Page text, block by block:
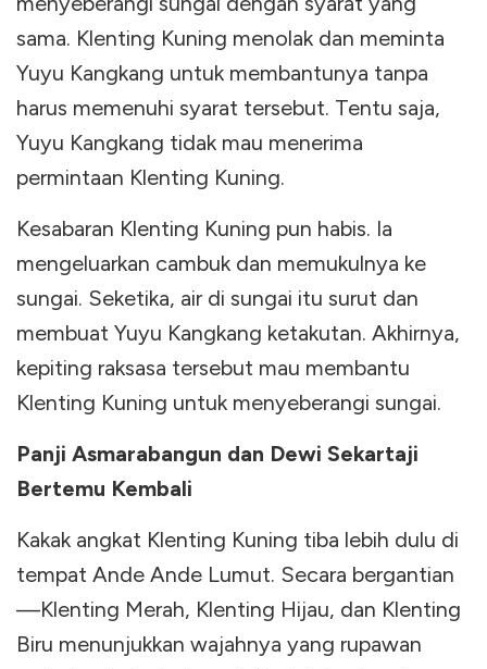
sama. Klenting Kuning menolak dan meminta
Yuyu Kangkang untuk membantunya tanpa
harus memenuhi syarat tersebut. Tentu saja,
Yuyu Kangkang tidak mau menerima
permintaan Klenting Kuning.
Kesabaran Klenting Kuning pun habis. Ia
mengeluarkan cambuk dan memukulnya ke
sungai. Seketika, air di sungai itu surut dan
membuat Yuyu Kangkang ketakutan. Akhirnya,
kepiting raksasa tersebut mau membantu
Klenting Kuning untuk menyeberangi sungai.
Panji Asmarabangun dan Dewi Sekartaji
Bertemu Kembali
Kakak angkat Klenting Kuning tiba lebih dulu di
tempat Ande Ande Lumut. Secara bergantian
—Klenting Merah, Klenting Hijau, dan Klenting
Biru menunjukkan wajahnya yang rupawan